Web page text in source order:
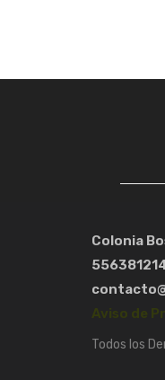
Colonia
Aviso de
Todos los